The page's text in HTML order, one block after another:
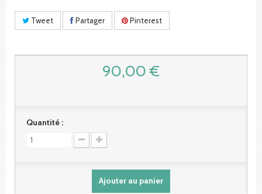
Tweet Partager Pinterest
90,00 €
Quantité :
Ajouter au panier